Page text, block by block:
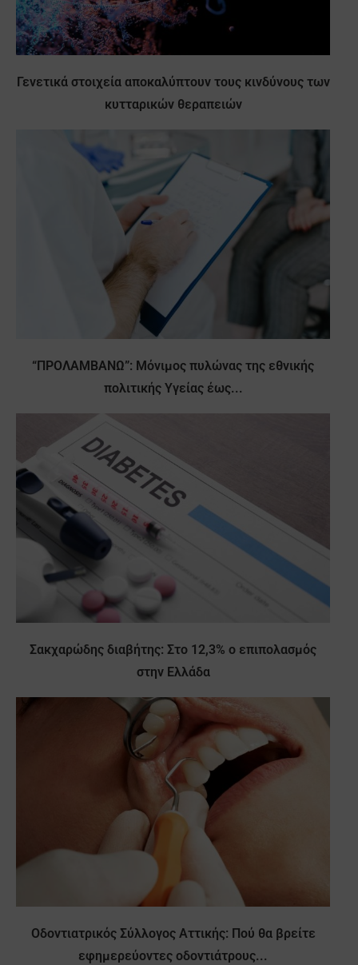
Γενετικά στοιχεία αποκαλύπτουν τους κινδύνους των
κυτταρικών θεραπειών
“ΠΡΟΛΑΜΒΑΝΩ”: Μόνιμος πυλώνας της εθνικής
πολιτικής Υγείας έως...
Σακχαρώδης διαβήτης: Στο 12,3% ο επιπολασμός
στην Ελλάδα
Οδοντιατρικός Σύλλογος Αττικής: Πού θα βρείτε
εφημερεύοντες οδοντιάτρους...